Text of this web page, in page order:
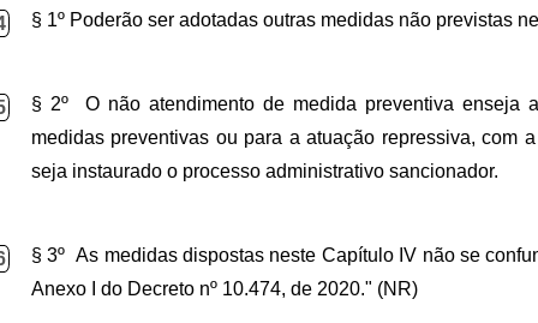
§ 1º Poderão ser adotadas outras medidas não previstas
§ 2º O não atendimento de medida preventiva enseja
medidas preventivas ou para a atuação repressiva, com
seja instaurado o processo administrativo sancionador.
§ 3ºAs medidas dispostas neste Capítulo IV não se
Anexo I do Decreto nº 10.474, de 2020." (NR)